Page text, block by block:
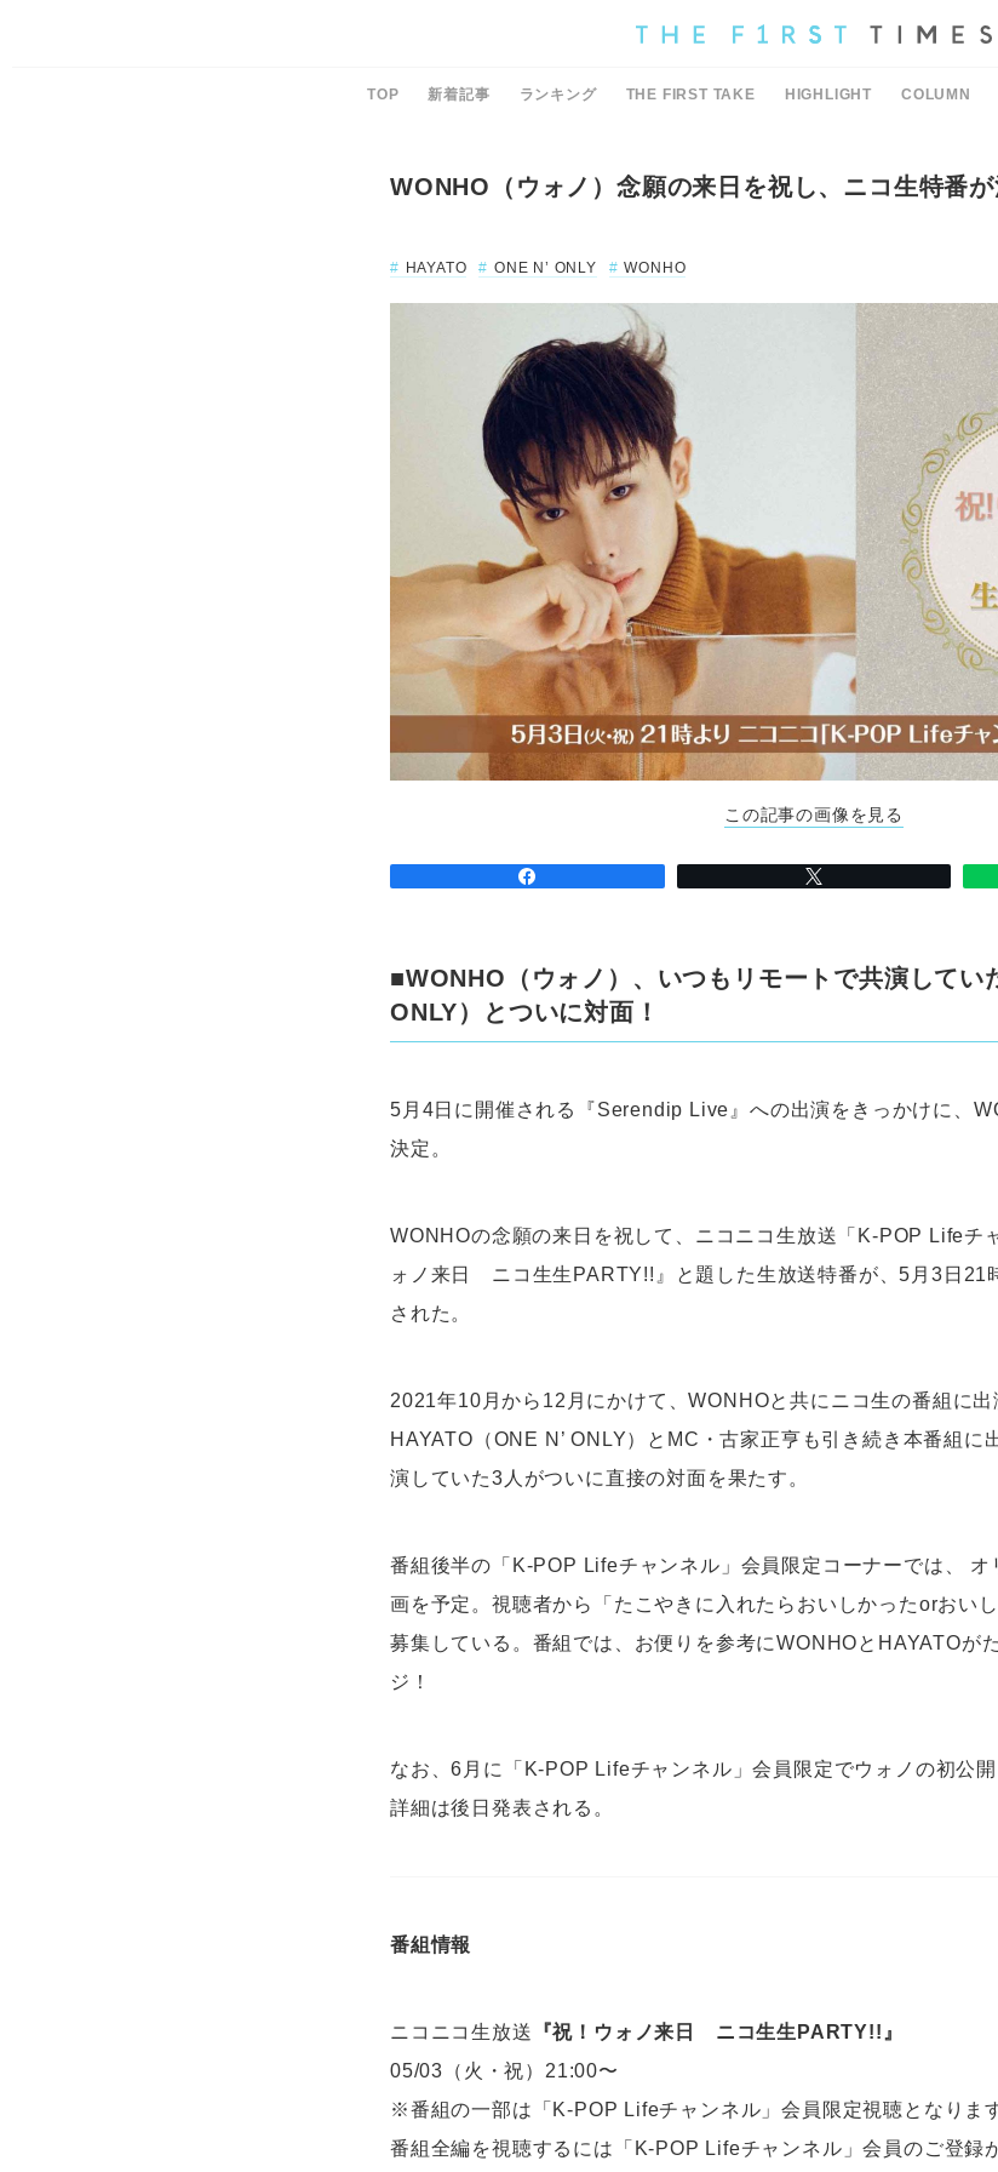
TOP 新着記事 ランキング THE FIRST TAKE HIGHLIGHT COLUMN
WONHO（ウォノ）念願の来日を祝し、ニコ生特番が
HAYATO
ONE N’ ONLY WONHO
この記事の画像を見る
■WONHO（ウォノ）、いつもリモートで共演してい
ONLY）とついに対面！
5月4日に開催される『Serendip Live』への出演をきっかけに、
決定。
WONHOの念願の来日を祝して、ニコニコ生放送「K-POP Lifeチ
ォノ来日 ニコ生生PARTY!!』と題した生放送特番が、5月3日21
された。
2021年10月から12月にかけて、WONHOと共にニコ生の番組に出
HAYATO（ONE N’ ONLY）とMC・古家正亨も引き続き本番組に
演していた3人がついに直接の対面を果たす。
番組後半の「K-POP Lifeチャンネル」会員限定コーナーでは、 オ
画を予定。視聴者から「たこやきに入れたらおいしかったorおい
募集している。番組では、お便りを参考にWONHOとHAYATOが
ジ！
なお、6月に「K-POP Lifeチャンネル」会員限定でウォノの初公開
詳細は後日発表される。
番組情報
ニコニコ生放送 『祝！ウォノ来日 ニコ生生PARTY!!』
05/03（火・祝）21:00〜
※番組の一部は「K-POP Lifeチャンネル」会員限定視聴となりま
番組全編を視聴するには「K-POP Lifeチャンネル」会員のご登録